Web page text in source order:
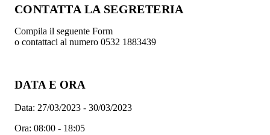
CONTATTA LA SEGRETERIA
Compila il seguente Form
o contattaci al numero 0532 1883439
DATA E ORA
Data: 27/03/2023 - 30/03/2023
Ora: 08:00 - 18:05